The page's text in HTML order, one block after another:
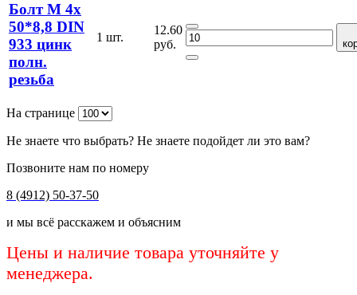
Болт М 4х
50*8,8 DIN
933 цинк
полн.
резьба
1 шт.
12.60
руб.
На странице
Не знаете что выбрать? Не знаете подойдет ли это вам?
Позвоните нам по номеру
8 (4912) 50-37-50
и мы всё расскажем и объясним
Цены и наличие товара уточняйте у
менеджера.